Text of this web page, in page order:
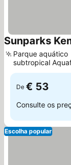
Sunparks
Parque aquático
subtropical
De € 53
Consulte os
Escolha popular